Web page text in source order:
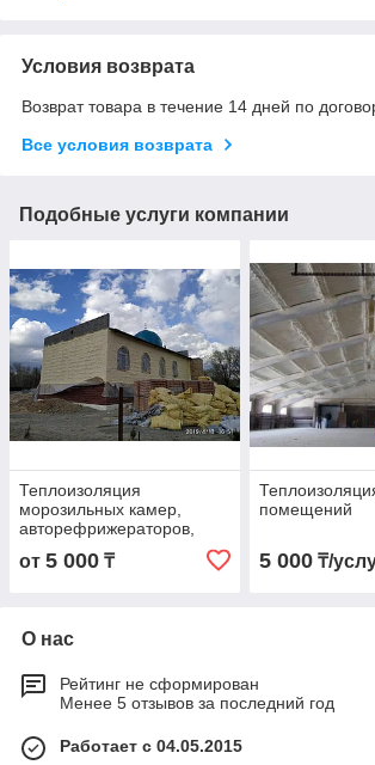
Условия возврата
Возврат товара в течение 14 дней по
Все условия возврата
Подобные услуги компании
Теплоизоляция
морозильных камер,
авторефрижераторов,
вагонов, ёмкостей
от 5 000 ₸
помещений
5 000₸/
О нас
Рейтинг не сформирован
Менее 5 отзывов за последний год
Работает с 04.05.2015